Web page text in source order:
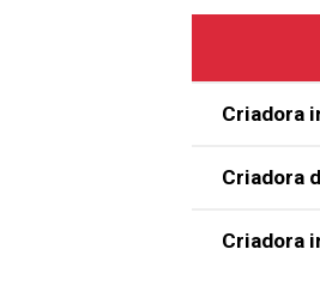
Criadora
Criadora
Criadora